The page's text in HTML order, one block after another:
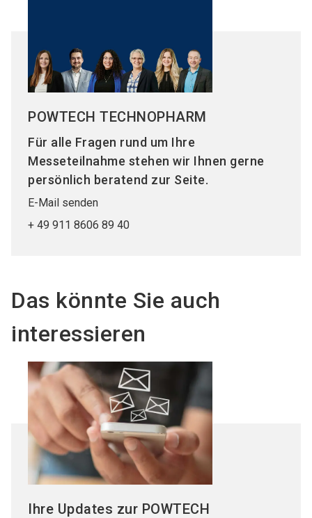
POWTECH TECHNOPHARM
Für alle Fragen rund um Ihre
Messeteilnahme stehen wir Ihnen gerne
persönlich beratend zur Seite.
E-Mail senden
+ 49 911 8606 89 40
Das könnte Sie auch
interessieren
Ihre Updates zur POWTECH